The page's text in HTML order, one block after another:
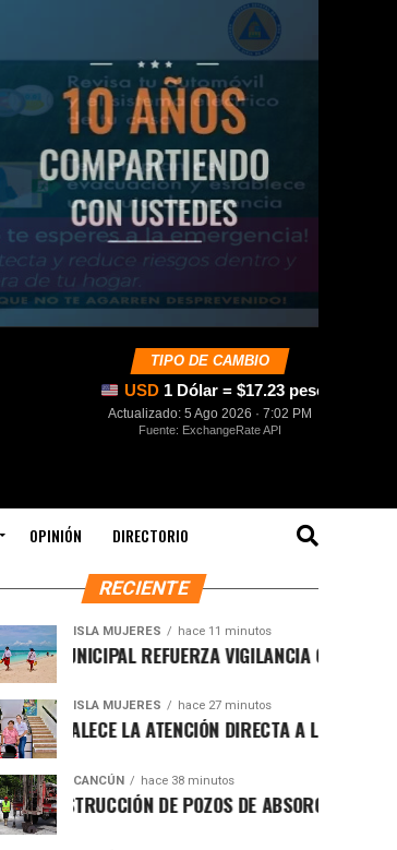
TIPO DE CAMBIO
USD 1 Dólar = $17.23 pesos
Actualizado: 5 Ago 2026 · 7:02 PM
Fuente: ExchangeRate API
OPINIÓN DIRECTORIO
RECIENTE
ISLA MUJERES hace 11 minutos
MUNICIPAL REFUERZA VIGILANCIA CON
ISLA MUJERES hace 27 minutos
LA ATENCIÓN DIRECTA A LAS FAMILIAS
CANCÚN hace 38 minutos
DE POZOS DE ABSORCIÓN EN